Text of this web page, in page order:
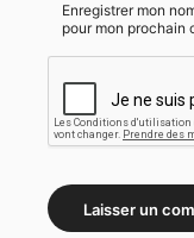
Enregistrer mon
pour mon prochain